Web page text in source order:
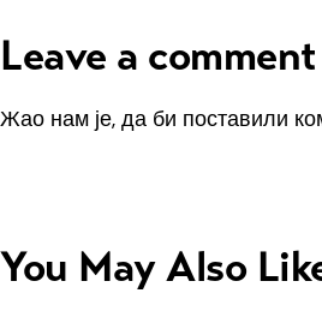
Leave a comment
Жао нам је, да би поставили
You May Also